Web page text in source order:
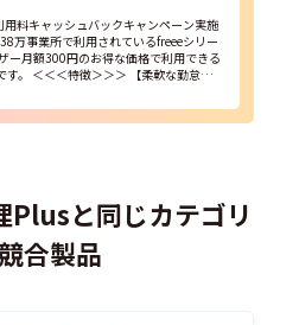
料キャッシュバックキャンペーン実施
万事業所で利用されているfreeeシリー
ー月額300円のお得な価格で利用できる
勤怠管
と同じカテゴリ
合製品